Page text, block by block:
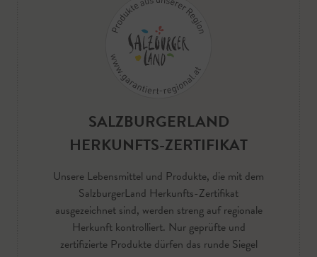
SALZBURGERLAND
HERKUNFTS-ZERTIFIKAT
Unsere Lebensmittel und Produkte, die mit dem
SalzburgerLand Herkunfts-Zertifikat
ausgezeichnet sind, werden streng auf regionale
Herkunft kontrolliert. Nur geprüfte und
zertifizierte Produkte dürfen das runde Siegel